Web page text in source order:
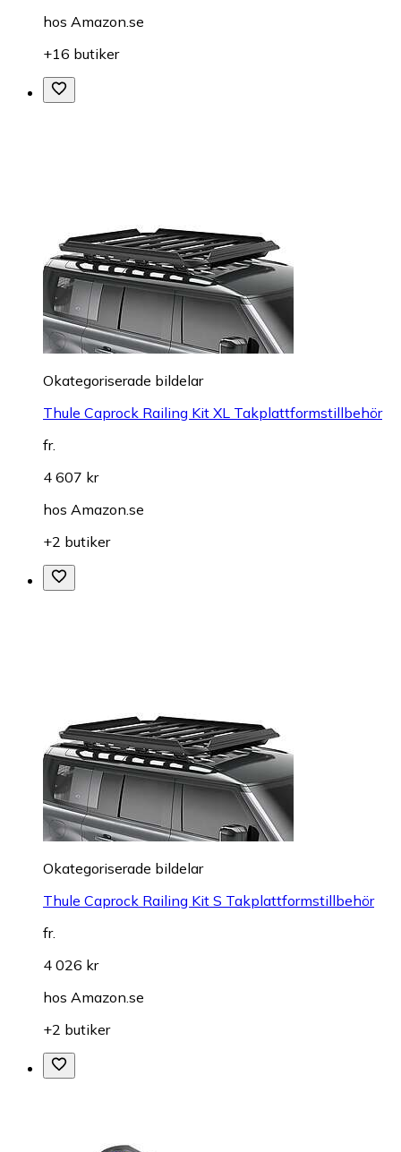
hos Amazon.se
+16 butiker
Okategoriserade bildelar
Thule Caprock Railing Kit XL Takplattformstillbehör
fr.
4 607 kr
hos Amazon.se
+2 butiker
Okategoriserade bildelar
Thule Caprock Railing Kit S Takplattformstillbehör
fr.
4 026 kr
hos Amazon.se
+2 butiker